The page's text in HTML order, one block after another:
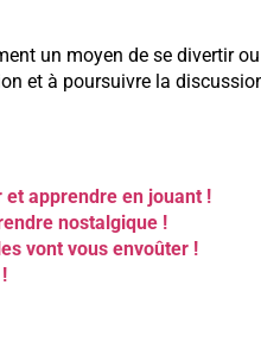
un moyen de se divertir
et à poursuivre la
apprendre en jouant !
nostalgique !
vont vous envoûter !